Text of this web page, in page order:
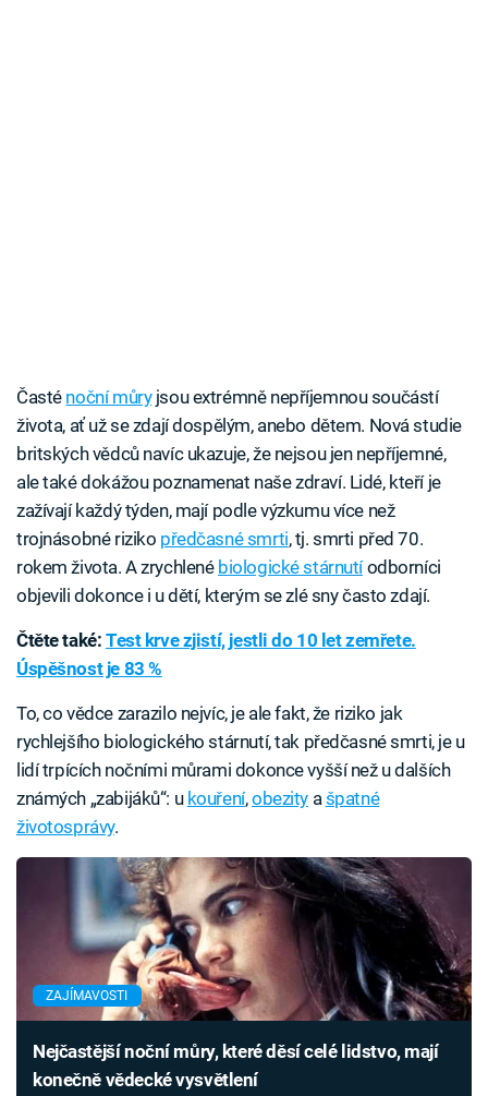
Časté noční můryjsou extrémně nepříjemnou součástí
života, ať už se zdají dospělým, anebo dětem. Nová studie
britských vědců navíc ukazuje, že nejsou jen nepříjemné,
ale také dokážou poznamenat naše zdraví. Lidé, kteří je
zažívají každý týden, mají podle výzkumu více než
trojnásobné riziko předčasné smrti, tj. smrti před 70.
rokem života. A zrychlené biologické stárnutíodborníci
objevili dokonce i u dětí, kterým se zlé sny často zdají.
Čtěte také: Test krve zjistí, jestli do 10 let zemřete.
Úspěšnost je 83 %
To, co vědce zarazilo nejvíc, je ale fakt, že riziko jak
rychlejšího biologického stárnutí, tak předčasné smrti, je u
lidí trpících nočními můrami dokonce vyšší než u dalších
známých „zabijáků“: u kouření,obezityašpatné
životosprávy.
ZAJÍMAVOSTI
Nejčastější noční můry, které děsí celé lidstvo, mají
konečně vědecké vysvětlení